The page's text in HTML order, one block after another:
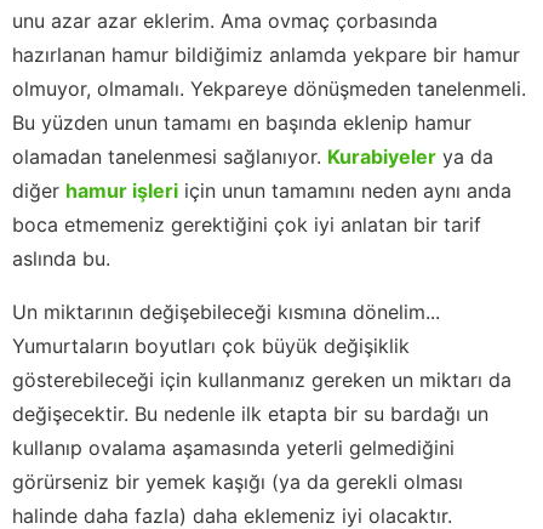
unu azar azar eklerim. Ama ovmaç çorbasında
hazırlanan hamur bildiğimiz anlamda yekpare bir hamur
olmuyor, olmamalı. Yekpareye dönüşmeden tanelenmeli.
Bu yüzden unun tamamı en başında eklenip hamur
olamadan tanelenmesi sağlanıyor. Kurabiyeler ya da
diğer hamur işleri için unun tamamını neden aynı anda
boca etmemeniz gerektiğini çok iyi anlatan bir tarif
aslında bu.
Un miktarının değişebileceği kısmına dönelim...
Yumurtaların boyutları çok büyük değişiklik
gösterebileceği için kullanmanız gereken un miktarı da
değişecektir. Bu nedenle ilk etapta bir su bardağı un
kullanıp ovalama aşamasında yeterli gelmediğini
görürseniz bir yemek kaşığı (ya da gerekli olması
halinde daha fazla) daha eklemeniz iyi olacaktır.